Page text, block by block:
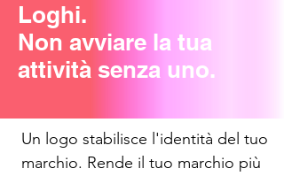
Loghi.
Non avviare la tua
attività senza uno.
Un logo stabilisce l'identità del tuo
marchio. Rende il tuo marchio più